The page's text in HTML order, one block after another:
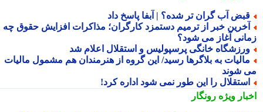
آب گران تر شده؟ | آبفا پاسخ داد
خبر از ترمیم دستمزد کارگران؛ مذاکرات افزایش حقوق چه
آغاز می شود؟
خانگی پرسپولیس و استقلال اعلام شد
به بلاگرها رسید/ این گروه از هنرمندان هم مشمول مالیات
شوند
را این طور نمی شود اداره کرد!
ویژهرونگار